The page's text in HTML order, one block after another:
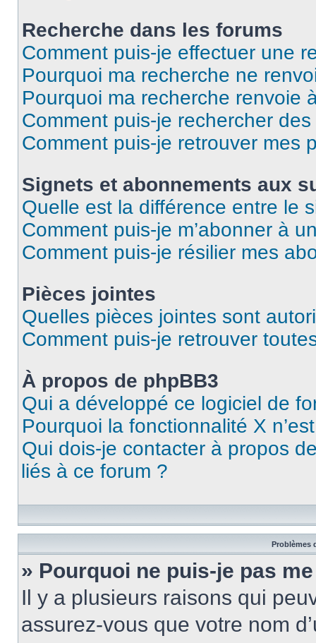
Recherche dans les forums
Comment puis-je effectuer une
Pourquoi ma recherche ne
Pourquoi ma recherche renvoie
Comment puis-je rechercher
Comment puis-je retrouver mes
Signets et abonnements aux
Quelle est la différence entre le
Comment puis-je m’abonner à
Comment puis-je résilier mes
Pièces jointes
Quelles pièces jointes sont
Comment puis-je retrouver
À propos de phpBB3
Qui a développé ce logiciel de
Pourquoi la fonctionnalité X
Qui dois-je contacter à propos
liés à ce forum ?
Problèmes
» Pourquoi ne puis-je pas
Il y a plusieurs raisons qui
assurez-vous que votre nom